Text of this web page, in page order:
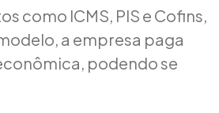
como ICMS, PIS e Cofins,
a empresa paga
podendo se